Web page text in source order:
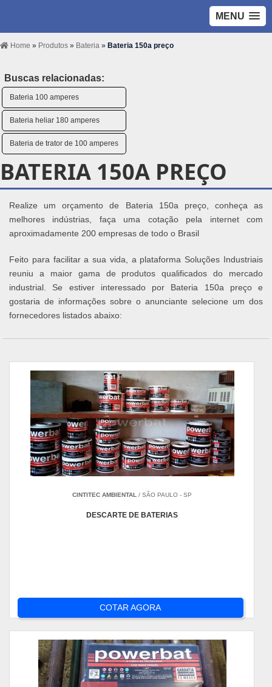
MENU
Home » Produtos » Bateria » Bateria 150a preço
Buscas relacionadas:
Bateria 100 amperes
Bateria heliar 180 amperes
Bateria de trator de 100 amperes
BATERIA 150A PREÇO
Realize um orçamento de Bateria 150a preço, conheça as
melhores indústrias, faça uma cotação pela internet com
aproximadamente 200 empresas de todo o Brasil
Feito para facilitar a sua vida, a plataforma Soluções Industriais
reuniu a maior gama de produtos qualificados do mercado
industrial. Se estiver interessado por Bateria 150a preço e
gostaria de informações sobre o anunciante selecione um dos
fornecedores listados abaixo:
CINTITEC AMBIENTAL / SÃO PAULO - SP
DESCARTE DE BATERIAS
COTAR AGORA